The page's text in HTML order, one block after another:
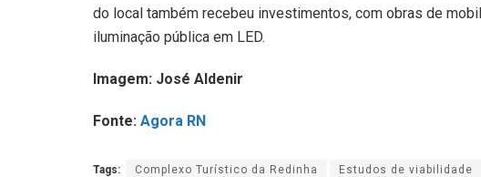
do local também recebeu investimentos, com obras de
iluminação pública em LED.
Imagem: José Aldenir
Fonte: Agora RN
Tags: Complexo Turístico da Redinha Estudos de viabilidade